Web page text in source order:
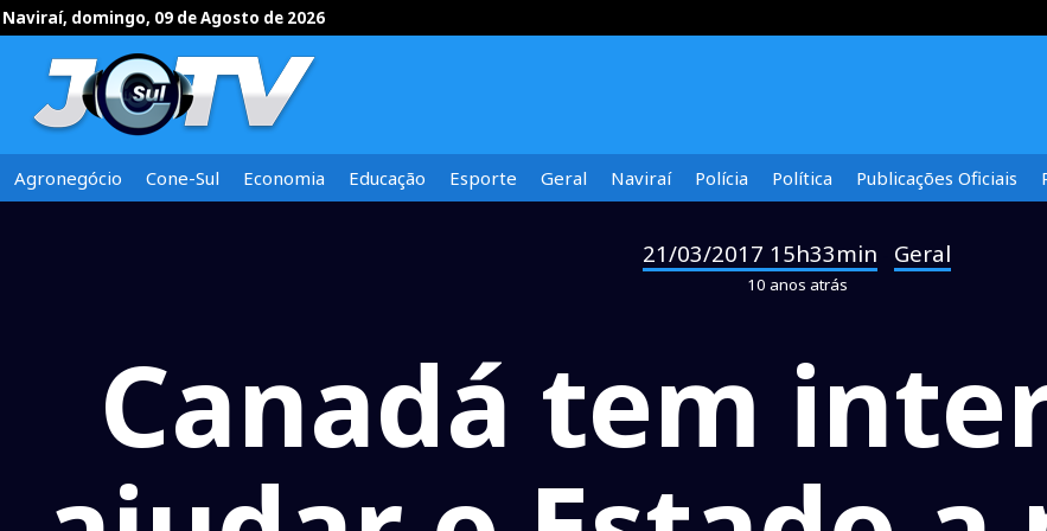
Naviraí, domingo, 09 de Agosto de 2026
Agronegócio Cone-Sul Economia Educação Esporte Geral Naviraí Polícia Política Publicações Oficiais
21/03/2017 15h33min Geral
10 anos atrás
Canadá tem